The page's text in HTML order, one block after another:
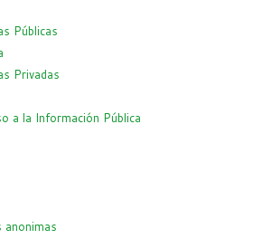
Públicas
Privadas
a la Información Pública
anonimas